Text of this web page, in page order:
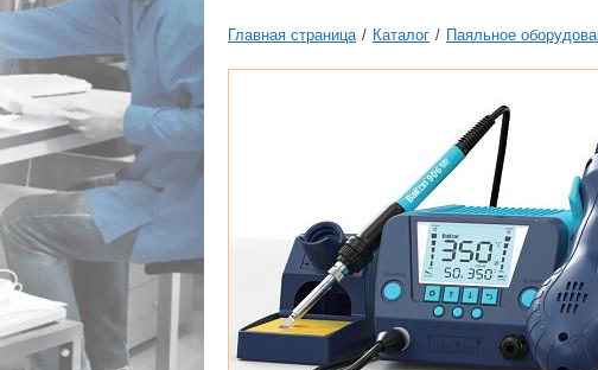
Главная страница / Каталог / Паяльное